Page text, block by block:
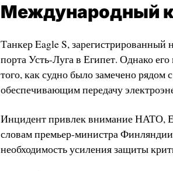
Международный
Танкер Eagle S, зарегистрированный
порта Усть-Луга в Египет. Однако
того, как судно было замечено
обеспечивающим передачу
Инцидент привлек внимание НАТО,
словам премьер-министра
необходимость усиления защиты